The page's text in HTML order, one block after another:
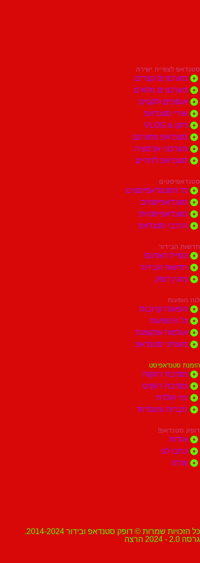
סטנדאפ לצפייה ישירה
מערכונים קצרים
מערכונים מלאים
אוספים ולקטים
שירי סטנדאפ
דוקו & VLOG
סטנדאפ מתורגם
מערכוני אנימציה
סטנדאפ לדתיים
סטנדאפיסטים
כל הסטנדאפיסטים
סטנדאפיסטים
סטנדאפיסטיות
הרכבי סטנדאפ
חדשות הבידור
המייל האדום!
חדשות הבידור
מזגין דופק
לוח הופעות
הופעות קרובות
כל ההופעות
אולמות ומקומות
מועדוני סטנדאפ
הזמנת סטנדאפיסט
מסיבת רווקות
מסיבת רווקים
ימי הולדת
חברות ומוסדות
דופק סטנדאפ!
אודות
כתבו לנו
עזרה
כל הזכויות שמרות © דופק סטנדאפ ובידור 2014-2024.
גרסה 2.0 - 2024 הרצה